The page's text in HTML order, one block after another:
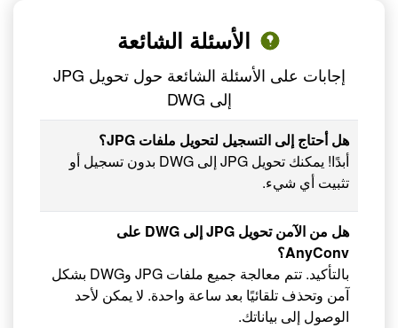
الأسئلة الشائعة
إجابات على الأسئلة الشائعة حول تحويل JPG
إلى DWG
هل أحتاج إلى التسجيل لتحويل ملفات JPG؟
أبدًا! يمكنك تحويل JPG إلى DWG بدون تسجيل أو
تثبيت أي شيء.
هل من الآمن تحويل JPG إلى DWG على
AnyConv؟
بالتأكيد. تتم معالجة جميع ملفات JPG وDWG بشكل
آمن وتحذف تلقائيًا بعد ساعة واحدة. لا يمكن لأحد
الوصول إلى بياناتك.